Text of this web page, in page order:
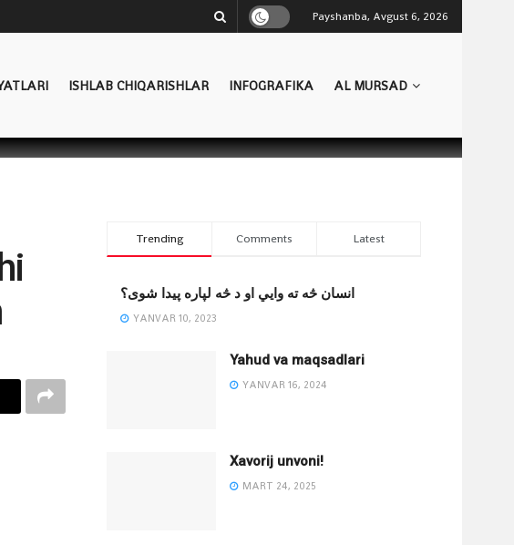
Payshanba, Avgust 6, 2026
ISHLAB CHIQARISHLAR INFOGRAFIKA AL MURSAD
Trending Comments Latest
انسان څه ته وایي او د څه لپاره پیدا شوی؟
YANVAR 10, 2023
Yahud va maqsadlari
YANVAR 16, 2024
Xavorij unvoni!
MART 24, 2025